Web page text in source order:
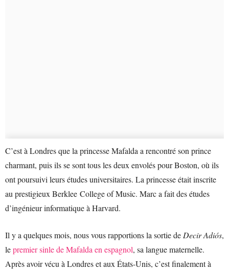
C’est à Londres que la princesse Mafalda a rencontré son prince
charmant, puis ils se sont tous les deux envolés pour Boston, où ils
ont poursuivi leurs études universitaires. La princesse était inscrite
au prestigieux Berklee College of Music. Marc a fait des études
d’ingénieur informatique à Harvard.
Il y a quelques mois, nous vous rapportions la sortie de Decir Adiós,
lepremier sinle de Mafalda en espagnol, sa langue maternelle.
Après avoir vécu à Londres et aux États-Unis, c’est finalement à